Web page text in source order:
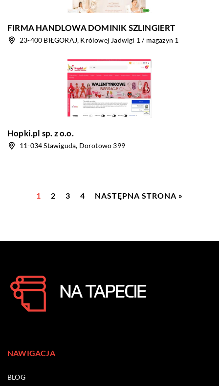
FIRMA HANDLOWA DOMINIK SZLINGIERT
23-400 BIŁGORAJ, Królowej Jadwigi 1 / magazyn 1
Hopki.pl sp. z o.o.
11-034 Stawiguda, Dorotowo 399
1 2 3 4 NASTĘPNA STRONA »
NAWIGACJA
BLOG